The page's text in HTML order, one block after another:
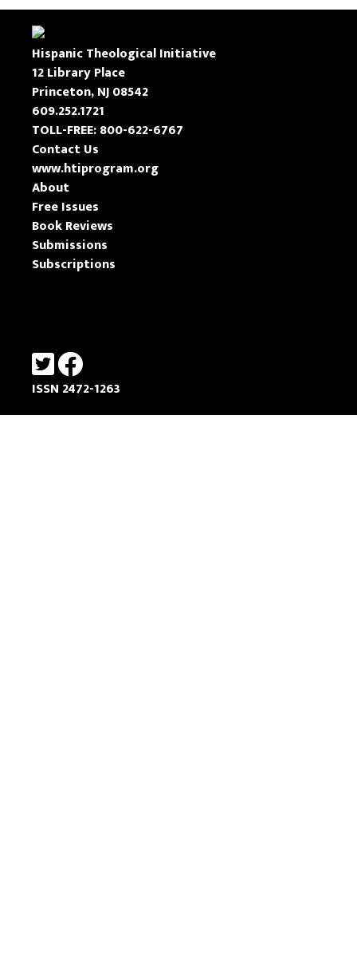
Hispanic Theological Initiative
12 Library Place
Princeton, NJ 08542
609.252.1721
TOLL-FREE: 800-622-6767
Contact Us
www.htiprogram.org
About
Free Issues
Book Reviews
Submissions
Subscriptions
ISSN 2472-1263